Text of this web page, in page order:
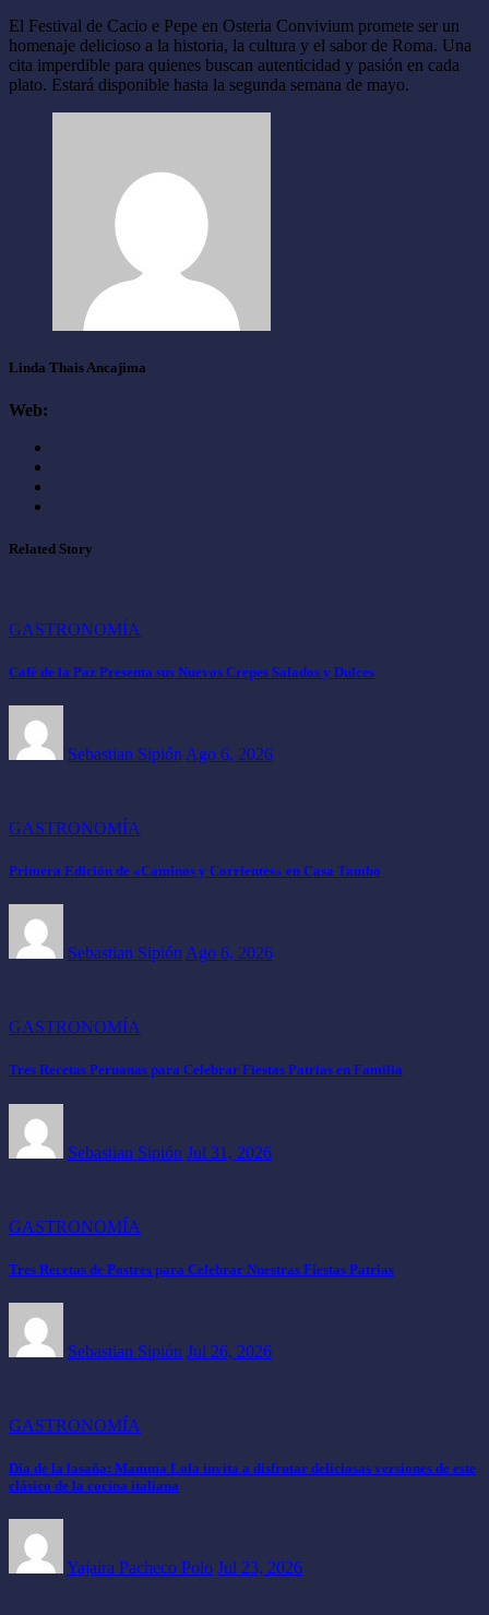
El Festival de Cacio e Pepe en Osteria Convivium promete ser un
homenaje delicioso a la historia, la cultura y el sabor de Roma. Una
cita imperdible para quienes buscan autenticidad y pasión en cada
plato. Estará disponible hasta la segunda semana de mayo.
Linda Thais Ancajima
Web:
Related Story
GASTRONOMÍA
Café de la Paz Presenta sus Nuevos Crepes Salados y Dulces
Sebastian Sipión Ago 6, 2026
GASTRONOMÍA
Primera Edición de «Caminos y Corrientes» en Casa Tambo
Sebastian Sipión Ago 6, 2026
GASTRONOMÍA
Tres Recetas Peruanas para Celebrar Fiestas Patrias en Familia
Sebastian Sipión Jul 31, 2026
GASTRONOMÍA
Tres Recetas de Postres para Celebrar Nuestras Fiestas Patrias
Sebastian Sipión Jul 26, 2026
GASTRONOMÍA
Día de la lasaña: Mamma Lola invita a disfrutar deliciosas versiones de este
clásico de la cocina italiana
Yajaira Pacheco Polo Jul 23, 2026